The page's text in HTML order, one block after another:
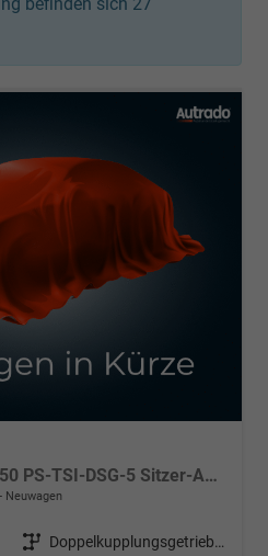
Comfort Plus Edition-150 PS-TSI-DSG-5 Sitzer-AHK-NAVI-WINTER-LED-KLIMA 3 ZONEN-ALU17"-ACC-PDC2x-KAMERA-sofort
Neuwagen
Getriebe
Doppelkupplungsgetriebe (DSG)